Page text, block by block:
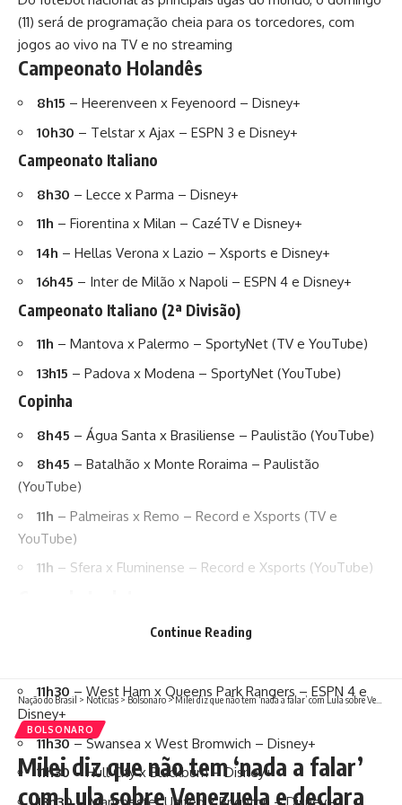
(11) será de programação cheia para os torcedores, com
jogos ao vivo na TV e no streaming
Campeonato Holandês
8h15 – Heerenveen x Feyenoord – Disney+
10h30 – Telstar x Ajax – ESPN 3 e Disney+
Campeonato Italiano
8h30 – Lecce x Parma – Disney+
11h – Fiorentina x Milan – CazéTV e Disney+
14h – Hellas Verona x Lazio – Xsports e Disney+
16h45 – Inter de Milão x Napoli – ESPN 4 e Disney+
Campeonato Italiano (2ª Divisão)
11h – Mantova x Palermo – SportyNet (TV e YouTube)
13h15 – Padova x Modena – SportyNet (YouTube)
Copinha
8h45 – Água Santa x Brasiliense – Paulistão (YouTube)
8h45 – Batalhão x Monte Roraima – Paulistão
(YouTube)
11h – Palmeiras x Remo – Record e Xsports (TV e
YouTube)
11h – Sfera x Fluminense – Record e Xsports (YouTube)
– Derby County x Leeds – ESPN e Disney+
11h30 – West Ham x Queens Park Rangers – ESPN 4 e
Disney+
11h30– Swansea x West Bromwich – Disney+
11h30 – Hull City x Blackburn – Disney+
Continue Reading
Nação do Brasil > Notícias> Bolsonaro>Milei diz que não tem ‘nada a falar’ com Lula sobre Venezuela e declara apoio aos Bolsonaro nas eleições
BOLSONARO
Milei diz que não tem ‘nada a falar’
com Lula sobre Venezuela e declara